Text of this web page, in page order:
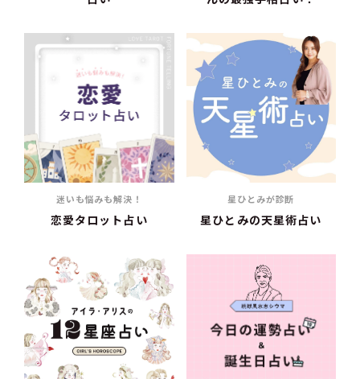
迷いも悩みも解決！
恋愛タロット占い
星ひとみが診断
星ひとみの天星術占い